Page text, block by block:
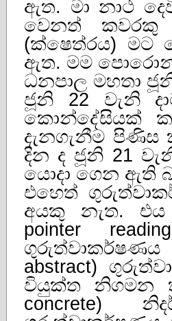
ඇත. මා නාථ
වෙනත් කවරකු
(ක්ෂෙත්රය) මට
ඇත. මම
ධනපාල මහතා
ජූනි 22 වැනි
කොන්දේසියක්
දැනගැනීම පිණිස
දින ද ජූනි 21
යොදා ගෙන ඇති
එහෙත්
අයකු නැත.
pointer
abstract)
වියුක්ත නිගමන
concrete)